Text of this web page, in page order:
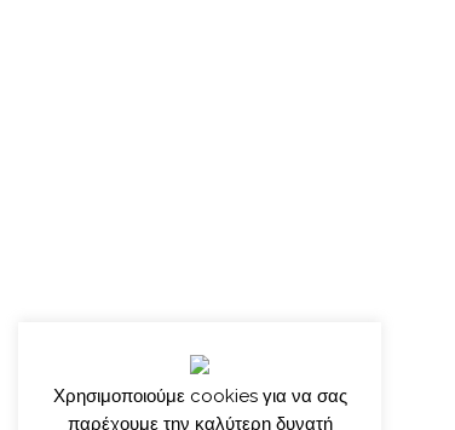
Χρησιμοποιούμε cookies για να σας
παρέχουμε την καλύτερη δυνατή